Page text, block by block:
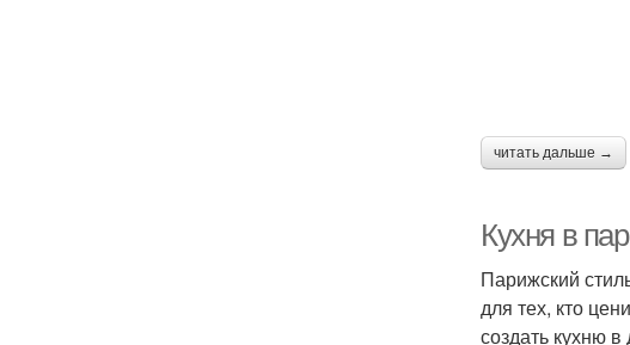
читать дальше →
Кухня в
Парижский
для тех, кто
создать кухню